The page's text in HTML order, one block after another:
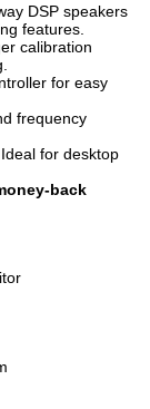
DSP speakers
features.
calibration
for easy
frequency
Ideal for desktop
back